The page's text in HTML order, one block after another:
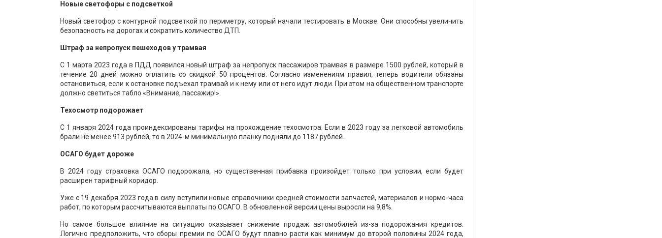
Новые светофоры с подсветкой
Новый светофор с контурной подсветкой по периметру, который начали тестировать в Москве. Они способны увеличить
безопасность на дорогах и сократить количество ДТП.
Штраф за непропуск пешеходов у трамвая
С 1 марта 2023 года в ПДД появился новый штраф за непропуск пассажиров трамвая в размере 1500 рублей, который в
течение 20 дней можно оплатить со скидкой 50 процентов. Согласно изменениям правил, теперь водители обязаны
остановиться, если к остановке подъехал трамвай и к нему или от него идут люди. При этом на общественном транспорте
должно светиться табло «Внимание, пассажир!».
Техосмотр подорожает
С 1 января 2024 года проиндексированы тарифы на прохождение техосмотра. Если в 2023 году за легковой автомобиль
брали не менее 913 рублей, то в 2024-м минимальную планку подняли до 1187 рублей.
ОСАГО будет дороже
В 2024 году страховка ОСАГО подорожала, но существенная прибавка произойдет только при условии, если будет
расширен тарифный коридор.
Уже с 19 декабря 2023 года в силу вступили новые справочники средней стоимости запчастей, материалов и нормо-часа
работ, по которым рассчитываются выплаты по ОСАГО. В обновленной версии цены выросли на 9,8%.
Но самое большое влияние на ситуацию оказывает снижение продаж автомобилей из-за подорожания кредитов.
Логично предположить, что сборы премии по ОСАГО будут плавно расти как минимум до второй половины 2024 года,